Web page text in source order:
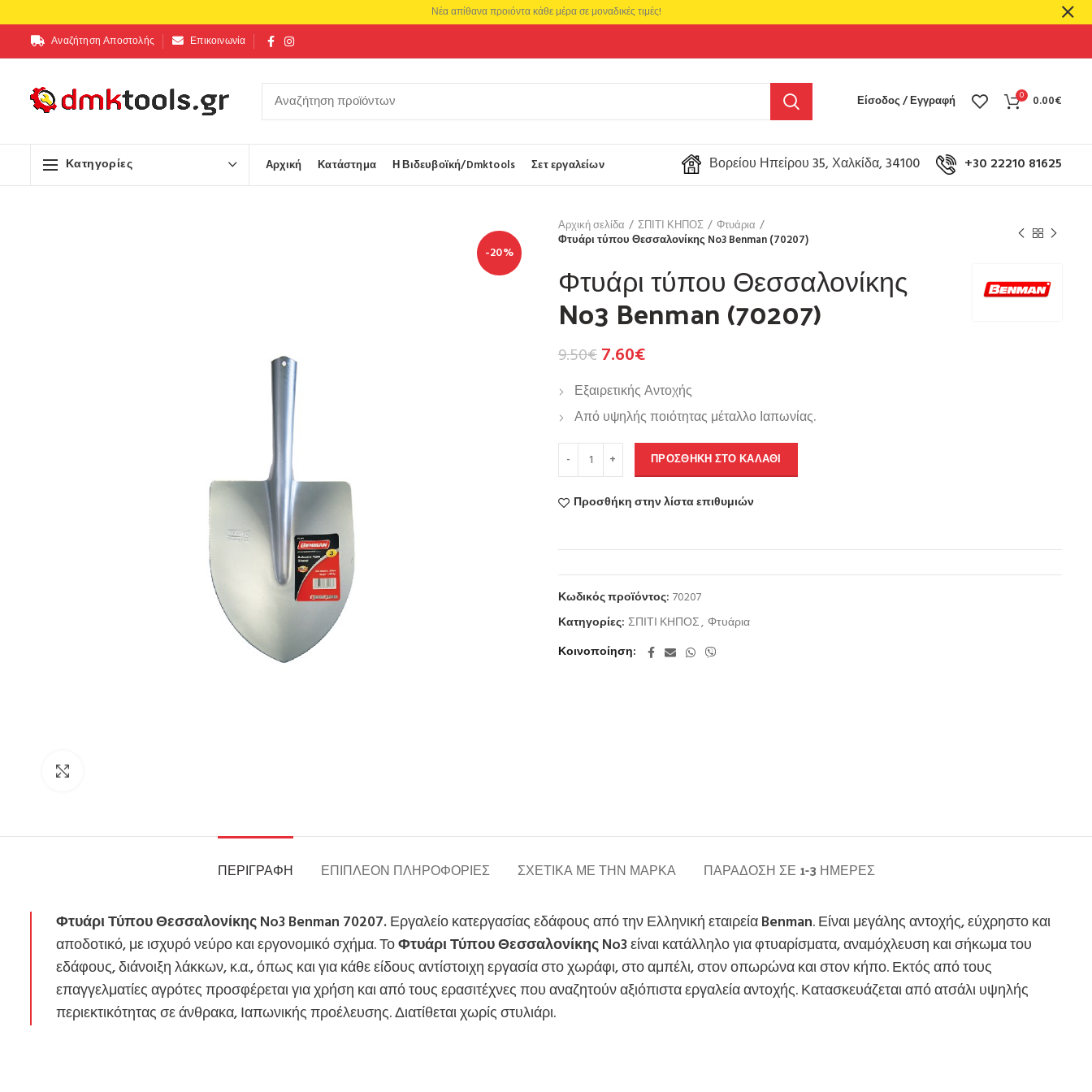
Αναζήτηση Αποστολής Επικοινωνία
Είσοδος / Εγγραφή 0 0.00€
Κατηγορίες Αρχική Κατάστημα Η Βιδευβοϊκή/Dmktools Σετ εργαλείων Βορείου Ηπείρου 35, Χαλκίδα, 34100 +30 22210 81625
-20%
Αρχική σελίδα ΣΠΙΤΙ ΚΗΠΟΣ
Φτυάρια
Φτυάρι τύπου Θεσσαλονίκης No3 Benman (70207)
Φτυάρι τύπου Θεσσαλονίκης
No3 Benman (70207)
9.50€7.60€
Εξαιρετικής Αντοχής
Από υψηλής ποιότητας μέταλλο Ιαπωνίας.
ΠΡΟΣΘΉΚΗ ΣΤΟ ΚΑΛΆΘΙ
Προσθήκη στην λίστα επιθυμιών
Κωδικός προϊόντος: 70207
Κατηγορίες: ΣΠΙΤΙ ΚΗΠΟΣ, Φτυάρια
Κοινοποίηση
ΠΕΡΙΓΡΑΦΉ ΕΠΙΠΛΈΟΝ ΠΛΗΡΟΦΟΡΊΕΣ ΣΧΕΤΙΚΆ ΜΕ ΤΗΝ ΜΆΡΚΑ ΠΑΡΆΔΟΣΗ ΣΕ 1-3 ΗΜΈΡΕΣ
Φτυάρι Τύπου Θεσσαλονίκης No3 Benman 70207.Εργαλείο κατεργασίας εδάφους από την Ελληνική εταιρείαBenman. Είναι μεγάλης αντοχής, εύχρηστο και
αποδοτικό, με ισχυρό νεύρο και εργονομικό σχήμα. ΤοΦτυάρι Τύπου Θεσσαλονίκης No3είναι κατάλληλο για φτυαρίσματα, αναμόχλευση και σήκωμα του
εδάφους, διάνοιξη λάκκων, κ.α., όπως και για κάθε είδους αντίστοιχη εργασία στο χωράφι, στο αμπέλι, στον οπωρώνα και στον κήπο. Εκτός από τους
επαγγελματίες αγρότες προσφέρεται για χρήση και από τους ερασιτέχνες που αναζητούν αξιόπιστα εργαλεία αντοχής. Κατασκευάζεται από ατσάλι υψηλής
περιεκτικότητας σε άνθρακα, Ιαπωνικής προέλευσης. Διατίθεται χωρίς στυλιάρι.
Νέα απίθανα προιόντα κάθε μέρα σε μοναδικές τιμές!